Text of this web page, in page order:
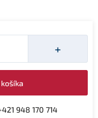
+
948 170 714